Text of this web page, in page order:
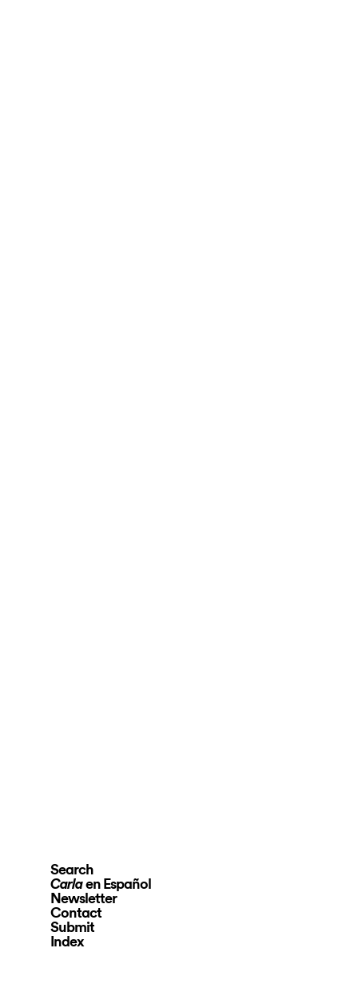
Search
Carlaen Español
Newsletter
Contact
Submit
Index